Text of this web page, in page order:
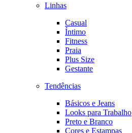
Linhas
Casual
Íntimo
Fitness
Praia
Plus Size
Gestante
Tendências
Básicos e Jeans
Looks para Trabalho
Preto e Branco
Cores e Estampas